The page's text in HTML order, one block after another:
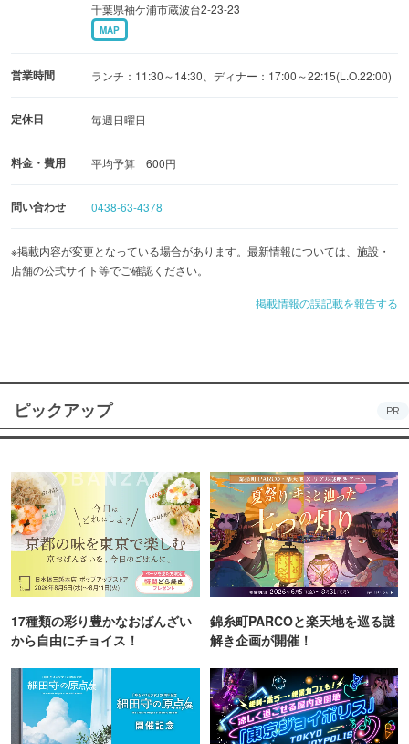
千葉県袖ケ浦市蔵波台2-23-23
MAP
営業時間 ランチ：11:30～14:30、ディナー：17:00～22:15(L.O.22:00)
定休日 毎週日曜日
料金・費用 平均予算 600円
問い合わせ 0438-63-4378
※掲載内容が変更となっている場合があります。最新情報については、施設・
店舗の公式サイト等でご確認ください。
掲載情報の誤記載を報告する
ピックアップ PR
17種類の彩り豊かなおばんざい
から自由にチョイス！
錦糸町PARCOと楽天地を巡る謎
解き企画が開催！